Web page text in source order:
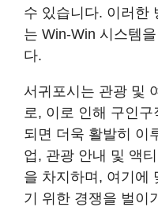
수 있습니다. 이러한
는 Win-Win 시스템
다.
서귀포시는 관광 및
로, 이로 인해 구인구
되면 더욱 활발히 이
업, 관광 안내 및 액
을 차지하며, 여기에
기 위한 경쟁을 벌이